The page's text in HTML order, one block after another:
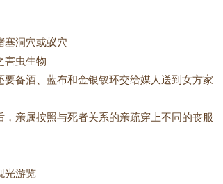
塞洞穴或蚁穴
害虫生物
备酒、蓝布和金银钗环交给媒人送到女方家
亲属按照与死者关系的亲疏穿上不同的丧服
光游览